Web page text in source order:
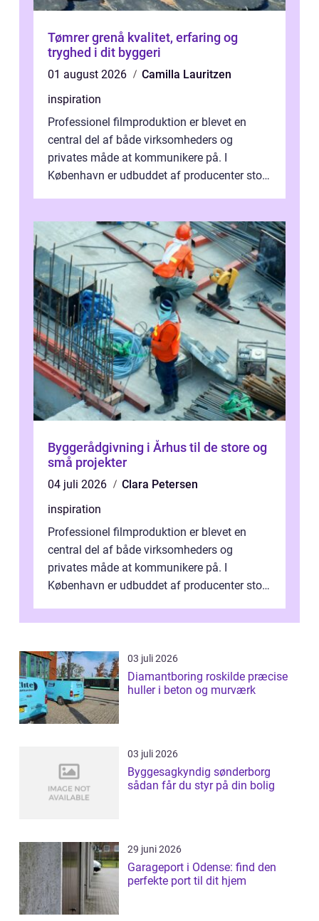
Tømrer grenå kvalitet, erfaring og
tryghed i dit byggeri
01 august 2026
Camilla Lauritzen
inspiration
Professionel filmproduktion er blevet en
central del af både virksomheders og
privates måde at kommunikere på. I
København er udbuddet af producenter stort,
Byggerådgivning i Århus til de store og
små projekter
04 juli 2026
Clara Petersen
inspiration
Professionel filmproduktion er blevet en
central del af både virksomheders og
privates måde at kommunikere på. I
København er udbuddet af producenter stort,
inti...
03 juli 2026
Diamantboring roskilde præcise
huller i beton og murværk
03 juli 2026
Byggesagkyndig sønderborg
sådan får du styr på din bolig
29 juni 2026
Garageport i Odense: find den
perfekte port til dit hjem